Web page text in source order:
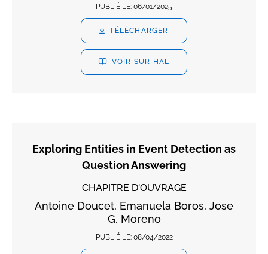
PUBLIÉ LE: 06/01/2025
TÉLÉCHARGER
VOIR SUR HAL
Exploring Entities in Event Detection as
Question Answering
CHAPITRE D'OUVRAGE
Antoine Doucet, Emanuela Boros, Jose
G. Moreno
PUBLIÉ LE: 08/04/2022